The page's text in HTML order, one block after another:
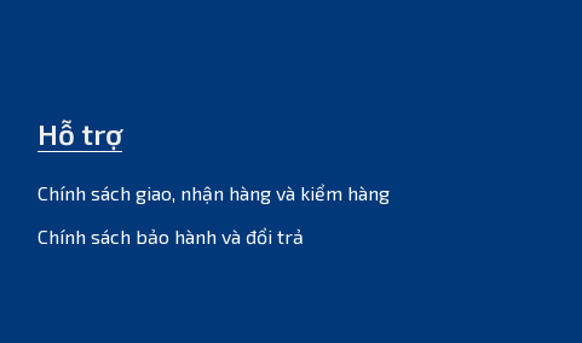
Hỗ trợ
Chính sách giao, nhận hàng và kiểm hàng
Chính sách bảo hành và đổi trả